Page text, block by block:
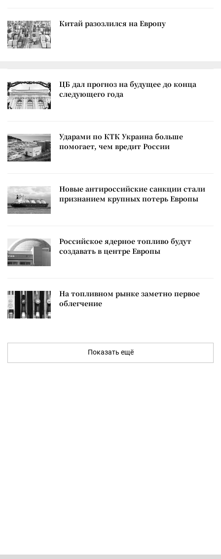
Китай разозлился на Европу
ЦБ дал прогноз на будущее до конца
следующего года
Ударами по КТК Украина больше
помогает, чем вредит России
Новые антироссийские санкции стали
признанием крупных потерь Европы
Российское ядерное топливо будут
создавать в центре Европы
На топливном рынке заметно первое
облегчение
Показать ещё